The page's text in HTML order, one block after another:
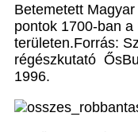
Betemetett
pontok 1700-ban
területen.Forrás:
régészkutató
1996.